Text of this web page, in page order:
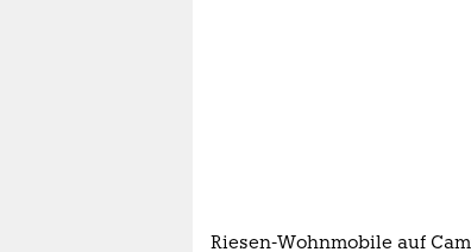
Riesen-Wohnmobile auf